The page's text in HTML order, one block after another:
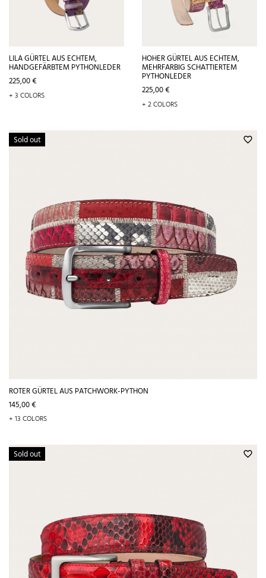
LILA GÜRTEL AUS ECHTEM,
HANDGEFÄRBTEM PYTHONLEDER
Preis
225,00 €
+ 3 COLORS
HOHER GÜRTEL AUS ECHTEM,
MEHRFARBIG SCHATTIERTEM
PYTHONLEDER
Preis
225,00 €
+ 2 COLORS
favorite_border
Sold out
ROTER GÜRTEL AUS PATCHWORK-PYTHON
Preis
145,00 €
+ 13 COLORS
favorite_border
Sold out